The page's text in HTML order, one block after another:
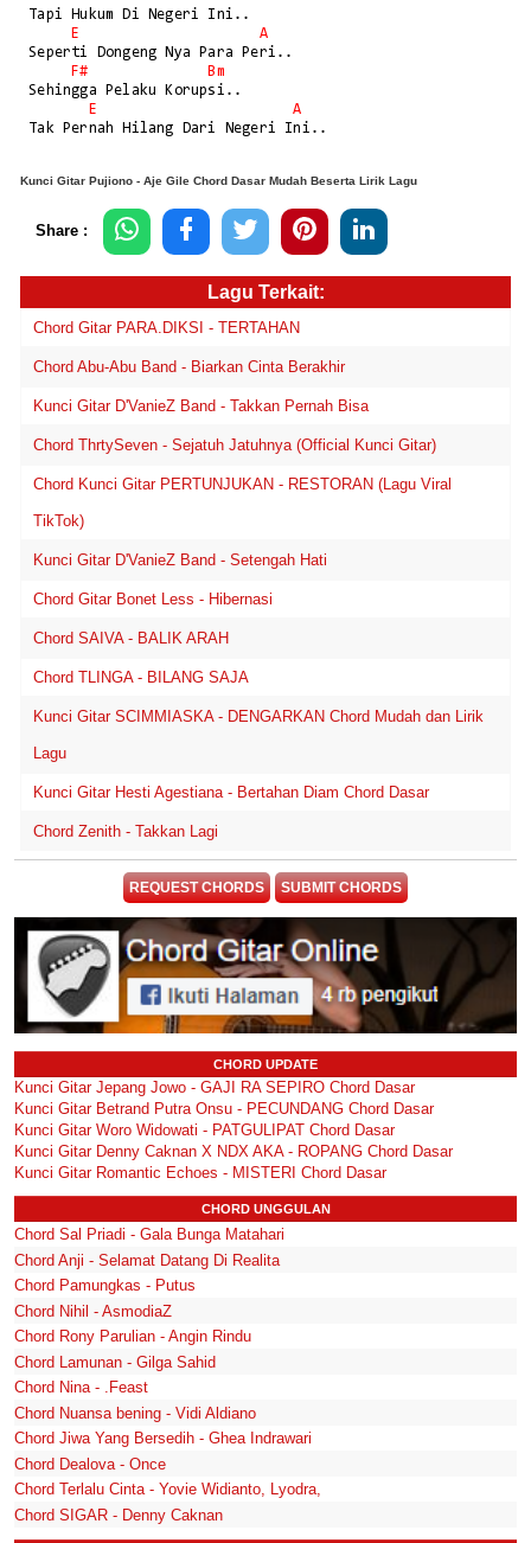
E
A
Seperti Dongeng Nya Para Peri..
F#
Bm
Sehingga Pelaku Korupsi..
E
A
Tak Pernah Hilang Dari Negeri Ini..
Kunci Gitar Pujiono - Aje Gile Chord Dasar Mudah Beserta Lirik Lagu
Share :
Lagu Terkait:
Chord Gitar PARA.DIKSI - TERTAHAN
Chord Abu-Abu Band - Biarkan Cinta Berakhir
Kunci Gitar D'VanieZ Band - Takkan Pernah Bisa
Chord ThrtySeven - Sejatuh Jatuhnya (Official Kunci Gitar)
Chord Kunci Gitar PERTUNJUKAN - RESTORAN (Lagu Viral
TikTok)
Kunci Gitar D'VanieZ Band - Setengah Hati
Chord Gitar Bonet Less - Hibernasi
Chord SAIVA - BALIK ARAH
Chord TLINGA - BILANG SAJA
Kunci Gitar SCIMMIASKA - DENGARKAN Chord Mudah dan Lirik
Lagu
Kunci Gitar Hesti Agestiana - Bertahan Diam Chord Dasar
Chord Zenith - Takkan Lagi
REQUEST CHORDS SUBMIT CHORDS
CHORD UPDATE
Kunci Gitar Jepang Jowo - GAJI RA SEPIRO Chord Dasar
Kunci Gitar Betrand Putra Onsu - PECUNDANG Chord Dasar
Kunci Gitar Woro Widowati - PATGULIPAT Chord Dasar
Kunci Gitar Denny Caknan X NDX AKA - ROPANG Chord Dasar
Kunci Gitar Romantic Echoes - MISTERI Chord Dasar
CHORD UNGGULAN
Chord Sal Priadi - Gala Bunga Matahari
Chord Anji - Selamat Datang Di Realita
Chord Pamungkas - Putus
Chord Nihil - AsmodiaZ
Chord Rony Parulian - Angin Rindu
Chord Lamunan - Gilga Sahid
Chord Nina - .Feast
Chord Nuansa bening - Vidi Aldiano
Chord Jiwa Yang Bersedih - Ghea Indrawari
Chord Dealova - Once
Chord Terlalu Cinta - Yovie Widianto, Lyodra,
Chord SIGAR - Denny Caknan